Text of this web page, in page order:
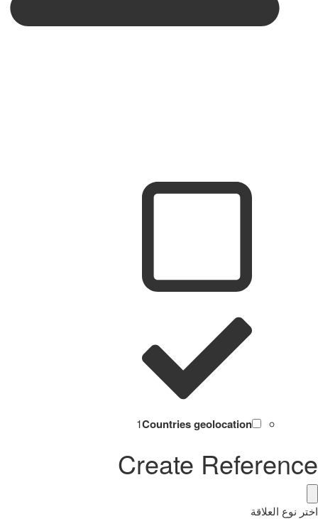
Countries geolocation
1
Create Reference
اختر نوع العلاقة